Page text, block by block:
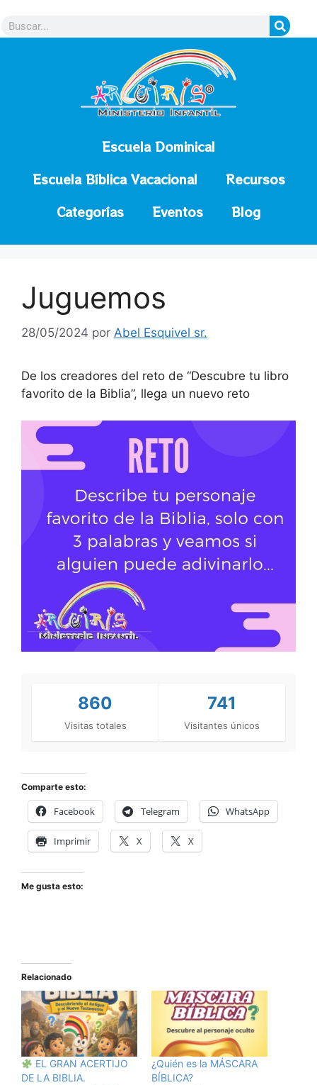
Escuela Dominical
Escuela Bíblica Vacacional
Recursos
Categorías
Eventos Blog
Juguemos
28/05/2024 por Abel Esquivel sr.
De los creadores del reto de “Descubre tu libro
favorito de la Biblia”, llega un nuevo reto
860
Visitas totales
741
Visitantes únicos
Comparte esto:
Facebook Telegram WhatsApp
Imprimir X X
Me gusta esto:
Relacionado
EL GRAN ACERTIJO
DE LA BIBLIA.
¿Quién es la MÁSCARA
BÍBLICA?